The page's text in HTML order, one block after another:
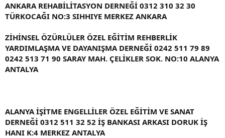
ANKARA REHABİLİTASYON DERNEĞİ 0312 310 32 30
TÜRKOCAĞI NO:3 SIHHIYE MERKEZ ANKARA
ZİHİNSEL ÖZÜRLÜLER ÖZEL EĞİTİM REHBERLİK
YARDIMLAŞMA VE DAYANIŞMA DERNEĞİ 0242 511 79 89
0242 513 71 90 SARAY MAH. ÇELİKLER SOK. NO:10 ALANYA
ANTALYA
ALANYA İŞİTME ENGELLİLER ÖZEL EĞİTİM VE SANAT
DERNEĞİ 0312 511 32 52 İŞ BANKASI ARKASI DORUK İŞ
HANI K:4 MERKEZ ANTALYA